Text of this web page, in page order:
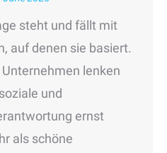
steht und fällt mit
auf denen sie basiert.
lenken
und
ernst
als schöne